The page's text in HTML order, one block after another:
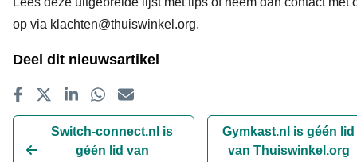
op via klachten@thuiswinkel.org.
Deel dit nieuwsartikel
Delen op Facebook
TweetDelen op LinkedIn
Delen op WhatsApp
E-mailadres
Switch-connect.nl is
géén lid van
Gymkast.nl is géén lid
van Thuiswinkel.org